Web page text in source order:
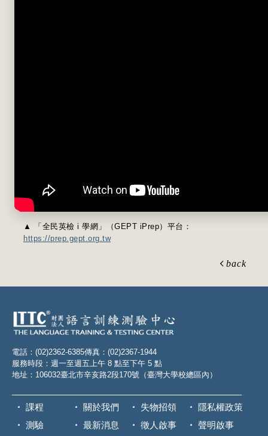
▲ 「全民英檢 i 學網」（GEPT iPrep）平台：
https://prep.gept.org.tw
back
電話：(02)2362-6385傳真：(02)2367-1944
服務時段：週一至週五上午 8 點至下午 5 點
地址：106032臺北市辛亥路2段170號（臺灣大學校總區內）
課程
測驗
關於我們
最新消息
失物招領
徵人啟事
隱私權政策
聲明啟事